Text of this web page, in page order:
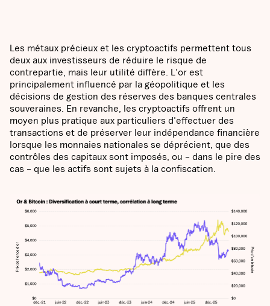
Les métaux précieux et les cryptoactifs permettent tous
deux aux investisseurs de réduire le risque de
contrepartie, mais leur utilité diffère. L'or est
principalement influencé par la géopolitique et les
décisions de gestion des réserves des banques centrales
souveraines. En revanche, les cryptoactifs offrent un
moyen plus pratique aux particuliers d'effectuer des
transactions et de préserver leur indépendance financière
lorsque les monnaies nationales se déprécient, que des
contrôles des capitaux sont imposés, ou – dans le pire des
cas – que les actifs sont sujets à la confiscation.